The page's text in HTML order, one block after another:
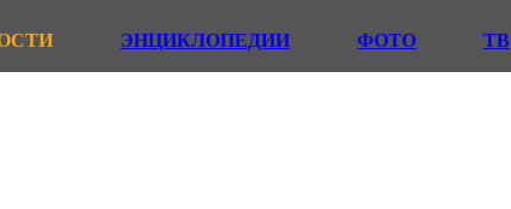
ЭНЦИКЛОПЕДИИ ФОТО ТВ